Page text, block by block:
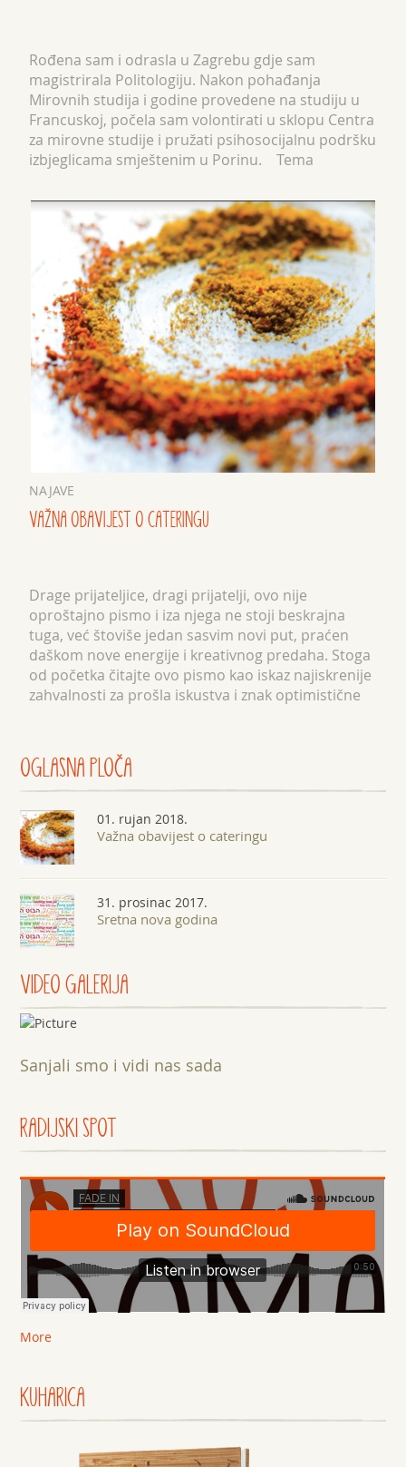
Rođena sam i odrasla u Zagrebu gdje sam
magistrirala Politologiju. Nakon pohađanja
Mirovnih studija i godine provedene na studiju u
Francuskoj, počela sam volontirati u sklopu Centra
za mirovne studije i pružati psihosocijalnu podršku
izbjeglicama smještenim u Porinu. Tema
NAJAVE
VAŽNA OBAVIJEST O CATERINGU
Drage prijateljice, dragi prijatelji, ovo nije
oproštajno pismo i iza njega ne stoji beskrajna
tuga, već štoviše jedan sasvim novi put, praćen
daškom nove energije i kreativnog predaha. Stoga
od početka čitajte ovo pismo kao iskaz najiskrenije
zahvalnosti za prošla iskustva i znak optimistične
OGLASNA PLOČA
01. rujan 2018.
Važna obavijest o cateringu
31. prosinac 2017.
Sretna nova godina
VIDEO GALERIJA
Sanjali smo i vidi nas sada
RADIJSKI SPOT
More
KUHARICA